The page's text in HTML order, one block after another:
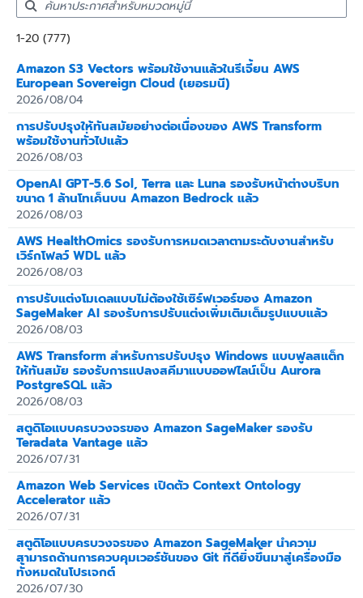
1-20 (777)
Showing results: 1-20
Amazon S3 Vectors พร้อมใช้งานแล้วในรีเจี้ยน AWS
European Sovereign Cloud (เยอรมนี)
2026/08/04
การปรับปรุงให้ทันสมัยอย่างต่อเนื่องของ AWS Transform
พร้อมใช้งานทั่วไปแล้ว
2026/08/03
OpenAI GPT-5.6 Sol, Terra และ Luna รองรับหน้าต่างบริบท
ขนาด 1 ล้านโทเค็นบน Amazon Bedrock แล้ว
2026/08/03
AWS HealthOmics รองรับการหมดเวลาตามระดับงานสำหรับ
เวิร์กโฟลว์ WDL แล้ว
2026/08/03
การปรับแต่งโมเดลแบบไม่ต้องใช้เซิร์ฟเวอร์ของ Amazon
SageMaker AI รองรับการปรับแต่งเพิ่มเติมเต็มรูปแบบแล้ว
2026/08/03
AWS Transform สำหรับการปรับปรุง Windows แบบฟูลสแต็ก
ให้ทันสมัย รองรับการแปลงสคีมาแบบออฟไลน์เป็น Aurora
PostgreSQL แล้ว
2026/08/03
สตูดิโอแบบครบวงจรของ Amazon SageMaker รองรับ
Teradata Vantage แล้ว
2026/07/31
Amazon Web Services เปิดตัว Context Ontology
Accelerator แล้ว
2026/07/31
สตูดิโอแบบครบวงจรของ Amazon SageMaker นำความ
สามารถด้านการควบคุมเวอร์ชันของ Git ที่ดียิ่งขึ้นมาสู่เครื่องมือ
ทั้งหมดในโปรเจกต์
2026/07/30